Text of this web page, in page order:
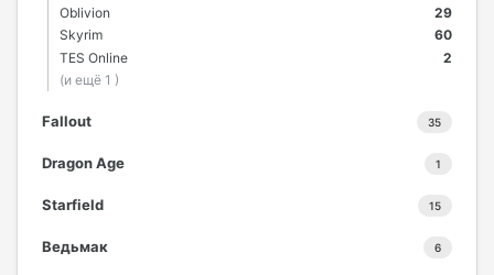
29
Oblivion
60
Skyrim
2
TES Online
(и ещё 1 )
35
Fallout
1
Dragon Age
15
Starfield
6
Ведьмак